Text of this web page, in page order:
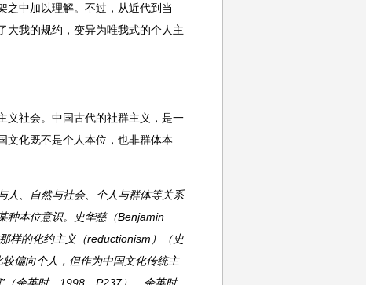
之中加以理解。不过，从近代到当
大我的规约，变异为唯我式的个人主
义社会。中国古代的社群主义，是一
文化既不是个人本位，也非群体本
人、自然与社会、个人与群体等关系
种本位意识。史华慈（Benjamin
样的化约主义（reductionism）（史
偏向个人，但作为中国文化传统主
（余英时，1998，P237）。余英时